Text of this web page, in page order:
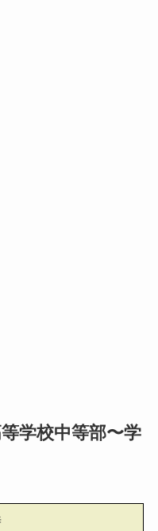
学校中等部〜学